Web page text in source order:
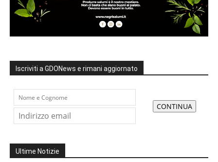
Iscriviti a GDONews e rimani aggiornato
Ultime Notizie